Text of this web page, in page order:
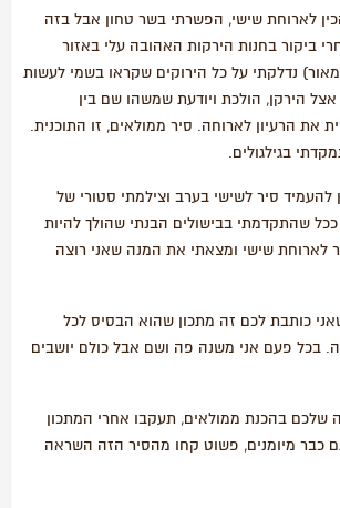
לארוחת שישי, הפשרתי בשר טחון אבל בזה
ביקור בחנות הירקות האהובה עלי באזור
נדלקתי על כל הירוקים שקראו בשמי לעשות
הירקן, הולכת ויודעת שמשהו שם בין
את הרעיון לארוחה. סיר ממולאים, זו התוכנית.
בגילגולים.
להעמיד סיר לשישי בערב וצילמתי סטורי של
שהתקדמתי בבישולים הבנתי שהולך להיות
לארוחת שישי ומצאתי את המנה שאני רוצה
כותבת לכם זה מתכון שהוא הבסיס לכל
בכל פעם אני משנה פה ושם אבל כולם יושבים
שלכם בהכנת ממולאים, תעקבו אחרי המתכון
כבר מיומנים, פשוט קחו מהסיר הזה השראה